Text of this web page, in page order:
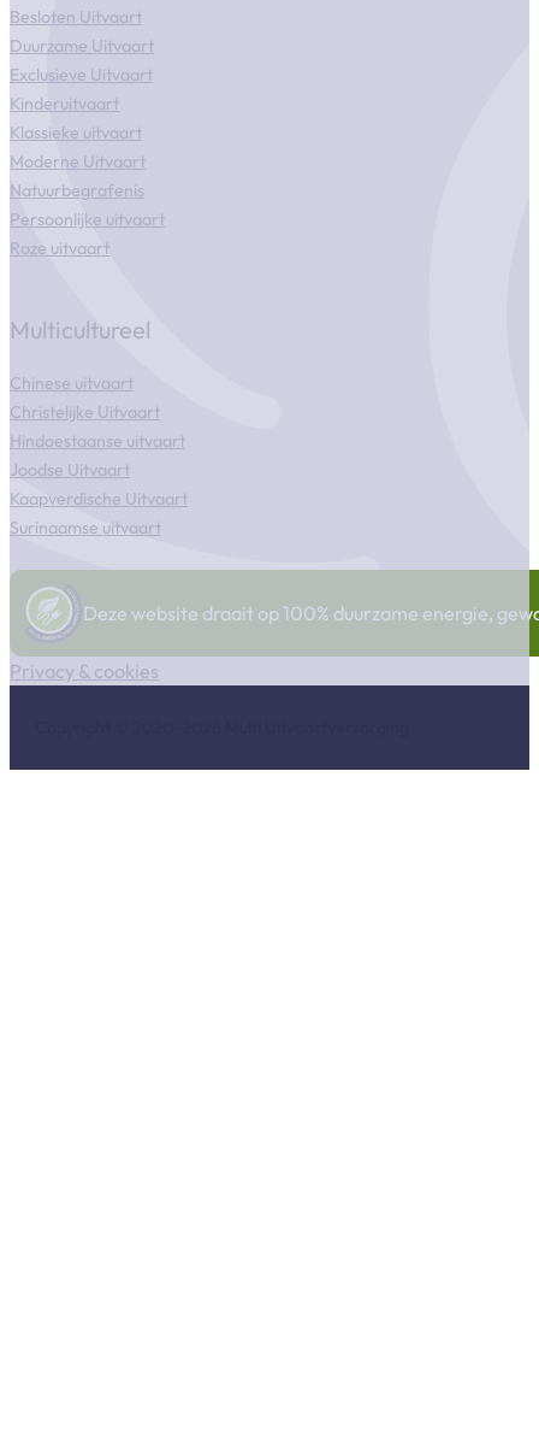
Besloten Uitvaart
Duurzame Uitvaart
Exclusieve Uitvaart
Kinderuitvaart
Klassieke uitvaart
Moderne Uitvaart
Natuurbegrafenis
Persoonlijke uitvaart
Roze uitvaart
Multicultureel
Chinese uitvaart
Christelijke Uitvaart
Hindoestaanse uitvaart
Joodse Uitvaart
Kaapverdische Uitvaart
Surinaamse uitvaart
Deze website draait op 100% duurzame energie,
Privacy & cookies